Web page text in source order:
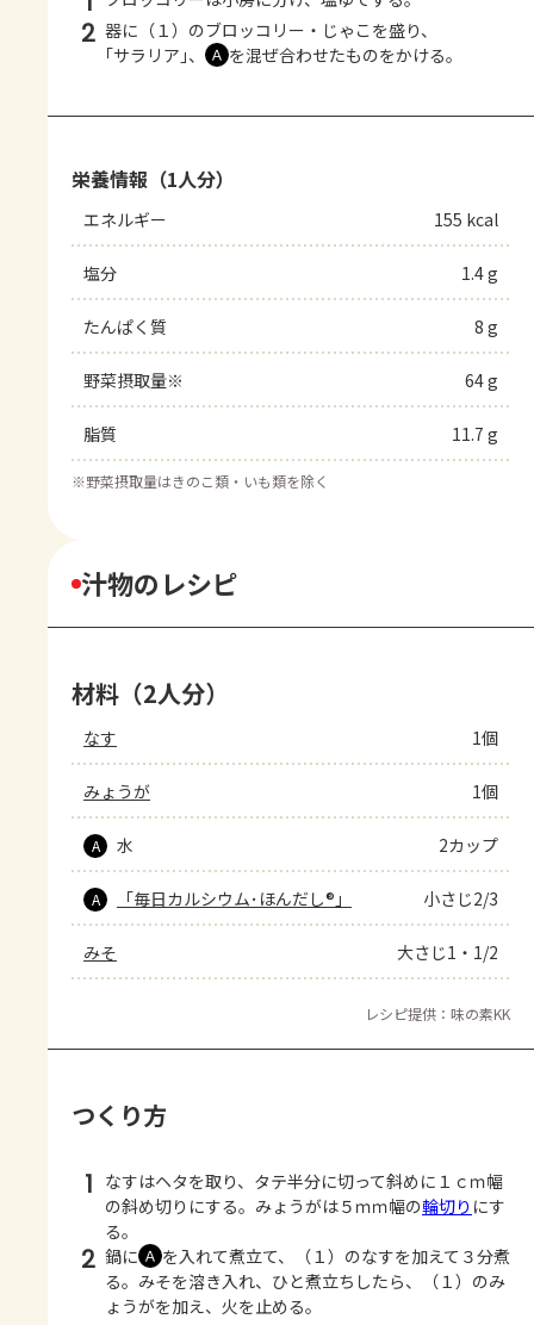
2 器に（１）のブロッコリー・じゃこを盛り、
｢サラリア｣、
Ａ を混ぜ合わせたものをかける。
栄養情報（1人分）
エネルギー 155 kcal
塩分 1.4 g
たんぱく質 8 g
野菜摂取量※ 64 g
脂質 11.7 g
※野菜摂取量はきのこ類・いも類を除く
汁物のレシピ
材料（2人分）
なす 1個
みょうが 1個
A 水 2カップ
A 「毎日カルシウム･ほんだし®」 小さじ2/3
みそ 大さじ1・1/2
レシピ提供：味の素KK
つくり方
1 なすはヘタを取り、タテ半分に切って斜めに１ｃｍ幅
の斜め切りにする。みょうがは５ｍｍ幅の輪切り にす
る。
2 鍋に Ａ を入れて煮立て、（１）のなすを加えて３分煮
る。みそを溶き入れ、ひと煮立ちしたら、（１）のみ
ょうがを加え、火を止める。